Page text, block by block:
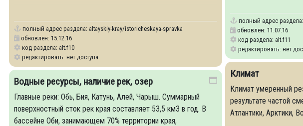
полный адрес раздела: altayskiy-kray/istoricheskaya-spravka
обновлен: 15.12.16
код раздела: alt.f10
редактировать: нет доступа
полный адрес раздела:
обновлен: 11.07.16
код раздела: alt.f11
редактировать: нет
Климат
Климат умеренный
результате частой
Атлантики, Арктики,
Водные ресурсы, наличие рек, озер
Главные реки: Обь, Бия, Катунь, Алей, Чарыш. Суммарный
поверхностный сток рек края составляет 53,5 км3 в год. В
бассейне Оби, занимающем 70% территории края,